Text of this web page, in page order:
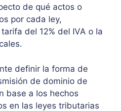
de qué actos o
por cada ley,
del 12% del IVA o la
definir la forma de
de dominio de
base a los hechos
en las leyes tributarias